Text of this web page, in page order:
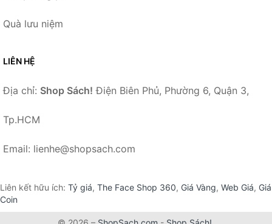
Quà lưu niệm
LIÊN HỆ
Địa chỉ: Shop Sách! Điện Biên Phủ, Phường 6, Quận 3,
Tp.HCM
Email: lienhe@shopsach.com
Liên kết hữu ích: Tỷ giá, The Face Shop 360, Giá Vàng, Web Giá, Giá
Coin